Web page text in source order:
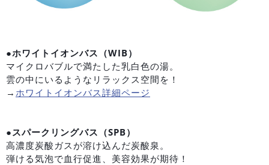
●ホワイトイオンバス（WIB）
マイクロバブルで満たした乳白色の湯。
雲の中にいるようなリラックス空間を！
→ ホワイトイオンバス詳細ページ
●スパークリングバス（SPB）
高濃度炭酸ガスが溶け込んだ炭酸泉。
弾ける気泡で血行促進、美容効果が期待！